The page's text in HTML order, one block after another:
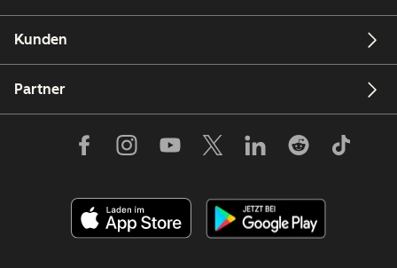
Kunden
Partner